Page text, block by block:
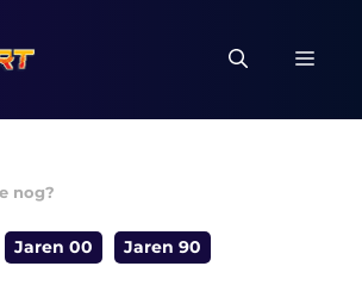
nog?
Jaren 00
Jaren 90